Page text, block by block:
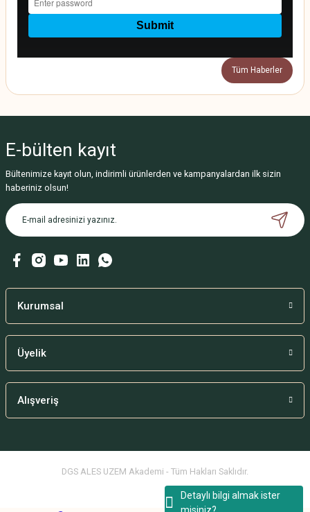
Detaylı bilgi almak ister
Tüm Haberler
E-bülten kayıt
Bültenimize kayıt olun, indirimli ürünlerden ve kampanyalardan ilk sizin
haberiniz olsun!
Kurumsal
Üyelik
Alışveriş
DGS ALES UZEM Akademi - Tüm Hakları Saklıdır.